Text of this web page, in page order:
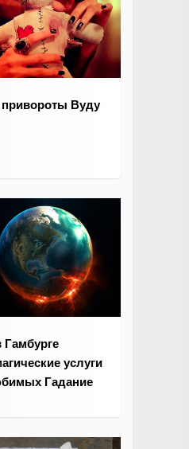
Вуду
Гамбурге
услуги
Гадание